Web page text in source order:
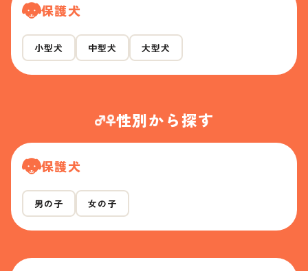
保護犬
小型犬 中型犬 大型犬
性別から探す
保護犬
男の子 女の子